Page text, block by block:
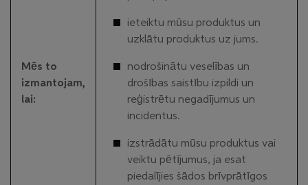
Mēs to
izmantojam,
lai:
ieteiktu mūsu produktus un
uzklātu produktus uz jums.
nodrošinātu veselības un
drošības saistību izpildi un
reģistrētu negadījumus un
incidentus.
izstrādātu mūsu produktus vai
veiktu pētījumus, ja esat
piedalījies šādos brīvprātīgos